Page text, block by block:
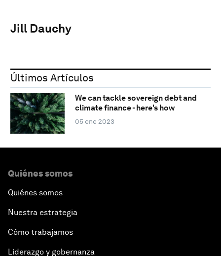
Jill Dauchy
Últimos Artículos
We can tackle sovereign debt and
climate finance - here's how
05 ene 2023
Quiénes somos
Quiénes somos
Nuestra estrategia
Cómo trabajamos
Liderazgo y gobernanza